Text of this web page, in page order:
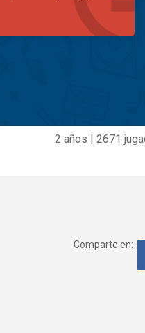
2 años | 2671
Comparte en: